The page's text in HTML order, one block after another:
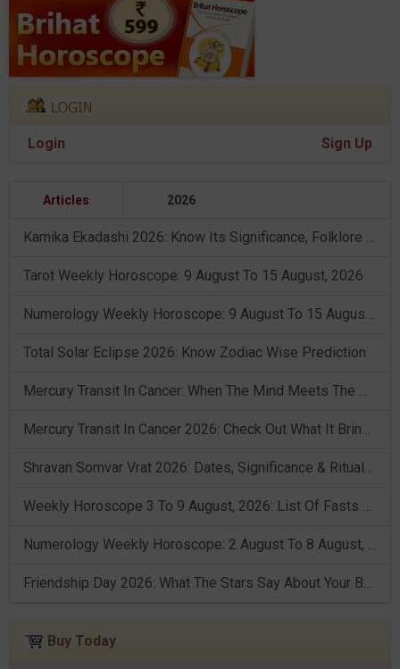
Login Sign Up
Articles 2026
Tarot Weekly Horoscope: 9 August To 15 August, 2026
Total Solar Eclipse 2026: Know Zodiac Wise Prediction
Buy Today